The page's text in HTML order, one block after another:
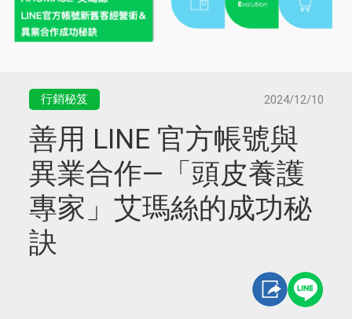
行銷秘笈 2024/12/10
善用 LINE 官方帳號與
異業合作—「頭皮養護
專家」艾瑪絲的成功秘
訣